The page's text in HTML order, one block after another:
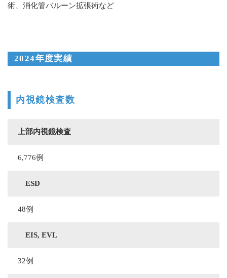
術、消化管バルーン拡張術など
2024年度実績
内視鏡検査数
上部内視鏡検査
6,776例
ESD
48例
EIS, EVL
32例